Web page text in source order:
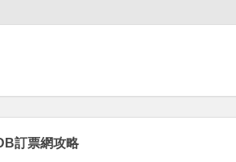
訂票網攻略